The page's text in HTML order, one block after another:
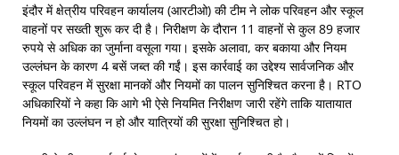
इंदौर में क्षेत्रीय परिवहन कार्यालय (आरटीओ) की टीम ने लोक परिवहन और स्कूल
वाहनों पर सख्ती शुरू कर दी है। निरीक्षण के दौरान 11 वाहनों से कुल 89 हजार
रुपये से अधिक का जुर्माना वसूला गया। इसके अलावा, कर बकाया और नियम
उल्लंघन के कारण 4 बसें जब्त की गईं। इस कार्रवाई का उद्देश्य सार्वजनिक और
स्कूल परिवहन में सुरक्षा मानकों और नियमों का पालन सुनिश्चित करना है। RTO
अधिकारियों ने कहा कि आगे भी ऐसे नियमित निरीक्षण जारी रहेंगे ताकि यातायात
नियमों का उल्लंघन न हो और यात्रियों की सुरक्षा सुनिश्चित हो।